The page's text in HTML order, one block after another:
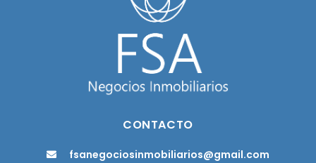
CONTACTO
fsanegociosinmobiliarios@gmail.com